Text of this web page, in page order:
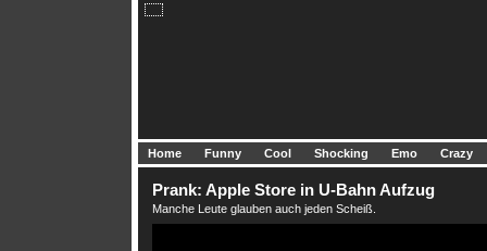
Home Funny Cool Shocking Emo Crazy
Prank: Apple Store in U-Bahn Aufzug
Manche Leute glauben auch jeden Scheiß.